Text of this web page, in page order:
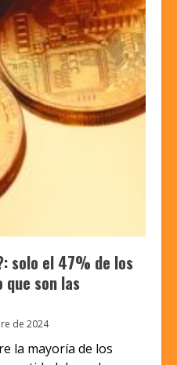
solo el 47% de los
que son las
de 2024
la mayoría de los